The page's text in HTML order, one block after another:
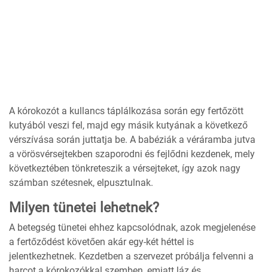
A kórokozót a kullancs táplálkozása során egy fertőzött
kutyából veszi fel, majd egy másik kutyának a következő
vérszívása során juttatja be. A babéziák a véráramba jutva
a vörösvérsejtekben szaporodni és fejlődni kezdenek, mely
következtében tönkreteszik a vérsejteket, így azok nagy
számban szétesnek, elpusztulnak.
Milyen tünetei lehetnek?
A betegség tünetei ehhez kapcsolódnak, azok megjelenése
a fertőződést követően akár egy-két héttel is
jelentkezhetnek. Kezdetben a szervezet próbálja felvenni a